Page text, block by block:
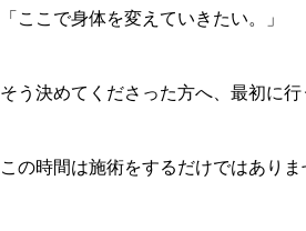
「ここで身体を変えていきたい。」
そう決めてくださった方へ、最初に行
この時間は施術をするだけではありま